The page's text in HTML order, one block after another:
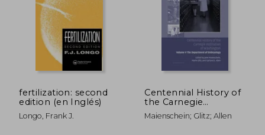
40% 45%
fertilization: second
edition (en Inglés)
Longo, Frank J.
Centennial History of
the Carnegie
Institution of
Washington: Volume
Maienschein; Glitz; Allen